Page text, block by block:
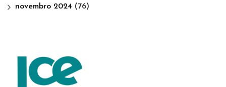
novembro 2024 (76)